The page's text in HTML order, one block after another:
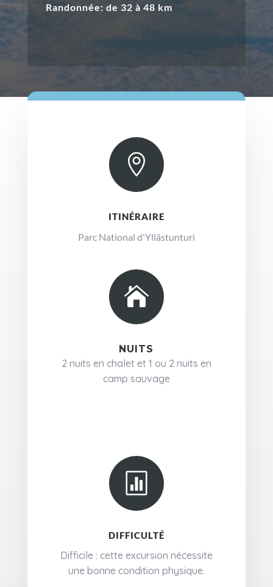
Randonnée: de 32 à 48 km

ITINÉRAIRE
Parc National d'Yllästunturi

NUITS
2 nuits en chalet et 1 ou 2 nuits en
camp sauvage

DIFFICULTÉ
Difficile : cette excursion nécessite
une bonne condition physique.